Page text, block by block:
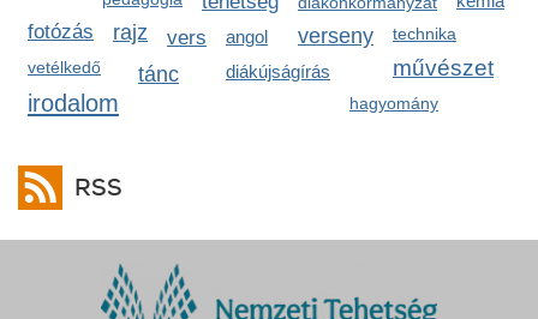
fotózás verseny
rajz technika
vers
művészet
angol
vetélkedő diákújságírás
irodalom hagyomány
tánc
RSS